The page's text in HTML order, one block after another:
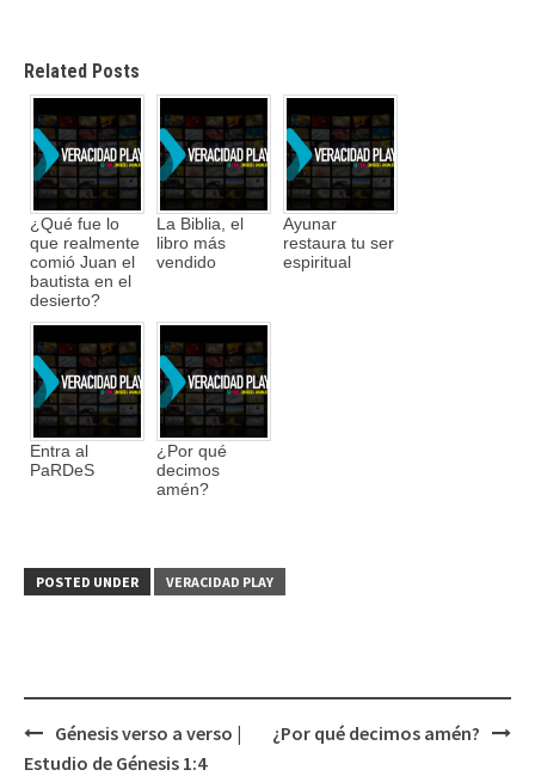
Related Posts
¿Qué fue lo
que realmente
comió Juan el
bautista en el
desierto?
La Biblia, el
libro más
vendido
Ayunar
restaura tu ser
espiritual
Entra al
PaRDeS
¿Por qué
decimos
amén?
POSTED UNDER VERACIDAD PLAY
Post
Génesis verso a verso |
Estudio de Génesis 1:4
¿Por qué decimos amén?